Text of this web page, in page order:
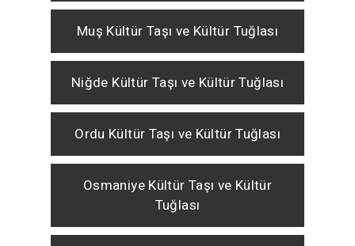
Muş Kültür Taşı ve Kültür Tuğlası
Niğde Kültür Taşı ve Kültür Tuğlası
Ordu Kültür Taşı ve Kültür Tuğlası
Osmaniye Kültür Taşı ve Kültür
Tuğlası